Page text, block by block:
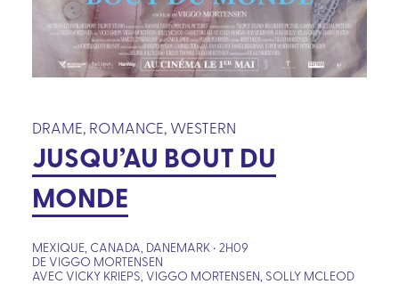
DRAME, ROMANCE, WESTERN
JUSQU’AU BOUT DU
MONDE
MEXIQUE, CANADA, DANEMARK • 2H09
DE VIGGO MORTENSEN
AVEC VICKY KRIEPS, VIGGO MORTENSEN, SOLLY MCLEOD